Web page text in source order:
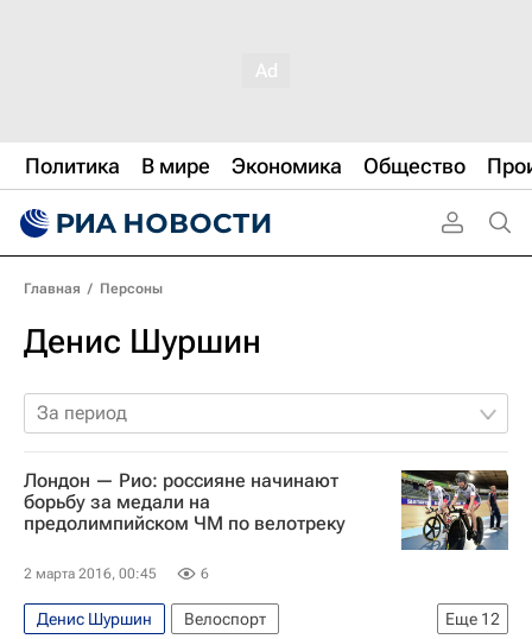
Политика В мире Экономика Общество
Главная / Персоны
Денис Шуршин
За период
Лондон — Рио: россияне начинают
борьбу за медали на
предолимпийском ЧМ по велотреку
2 марта 2016, 00:45 6
Еще 12
Денис Шуршин
Велоспорт